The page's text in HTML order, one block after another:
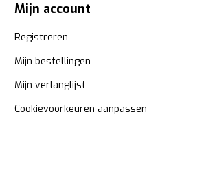
Mijn account
Registreren
Mijn bestellingen
Mijn verlanglijst
Cookievoorkeuren aanpassen